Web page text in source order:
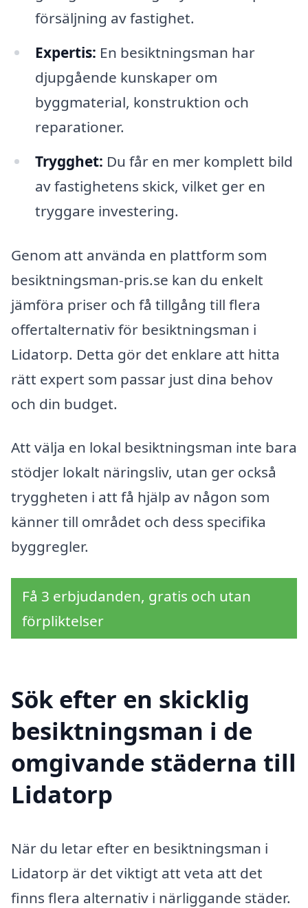
försäljning av fastighet.
Expertis: En besiktningsman har
djupgående kunskaper om
byggmaterial, konstruktion och
reparationer.
Trygghet: Du får en mer komplett bild
av fastighetens skick, vilket ger en
tryggare investering.
Genom att använda en plattform som
besiktningsman-pris.se kan du enkelt
jämföra priser och få tillgång till flera
offertalternativ för besiktningsman i
Lidatorp. Detta gör det enklare att hitta
rätt expert som passar just dina behov
och din budget.
Att välja en lokal besiktningsman inte bara
stödjer lokalt näringsliv, utan ger också
tryggheten i att få hjälp av någon som
känner till området och dess specifika
byggregler.
Få 3 erbjudanden, gratis och utan
förpliktelser
Sök efter en skicklig
besiktningsman i de
omgivande städerna till
Lidatorp
När du letar efter en besiktningsman i
Lidatorp är det viktigt att veta att det
finns flera alternativ i närliggande städer.